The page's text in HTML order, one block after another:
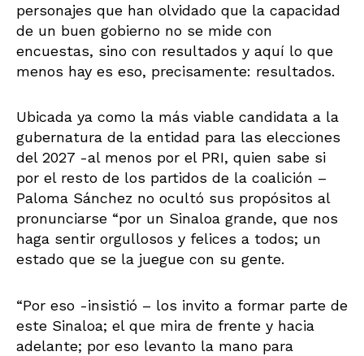
personajes que han olvidado que la capacidad
de un buen gobierno no se mide con
encuestas, sino con resultados y aquí lo que
menos hay es eso, precisamente: resultados.
Ubicada ya como la más viable candidata a la
gubernatura de la entidad para las elecciones
del 2027 -al menos por el PRI, quien sabe si
por el resto de los partidos de la coalición –
Paloma Sánchez no ocultó sus propósitos al
pronunciarse “por un Sinaloa grande, que nos
haga sentir orgullosos y felices a todos; un
estado que se la juegue con su gente.
“Por eso -insistió – los invito a formar parte de
este Sinaloa; el que mira de frente y hacia
adelante; por eso levanto la mano para